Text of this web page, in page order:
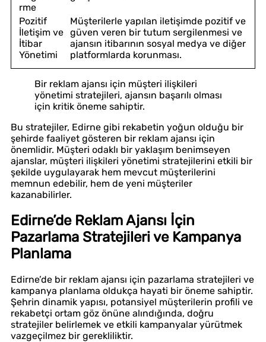
rme
Pozitif
İletişim ve
İtibar
Yönetimi
Müşterilerle yapılan iletişimde pozitif ve
güven veren bir tutum sergilenmesi ve
ajansın itibarının sosyal medya ve diğer
platformlarda korunması.
Bir reklam ajansı için müşteri ilişkileri
yönetimi stratejileri, ajansın başarılı olması
için kritik öneme sahiptir.
Bu stratejiler, Edirne gibi rekabetin yoğun olduğu bir
şehirde faaliyet gösteren bir reklam ajansı için
önemlidir. Müşteri odaklı bir yaklaşım benimseyen
ajanslar, müşteri ilişkileri yönetimi stratejilerini etkili bir
şekilde uygulayarak hem mevcut müşterilerini
memnun edebilir, hem de yeni müşteriler
kazanabilirler.
Edirne’de Reklam Ajansı İçin
Pazarlama Stratejileri ve Kampanya
Planlama
Edirne’de bir reklam ajansı için pazarlama stratejileri ve
kampanya planlama oldukça hayati bir öneme sahiptir.
Şehrin dinamik yapısı, potansiyel müşterilerin profili ve
rekabetçi ortam göz önüne alındığında, doğru
stratejiler belirlemek ve etkili kampanyalar yürütmek
vazgeçilmez bir gerekliliktir.